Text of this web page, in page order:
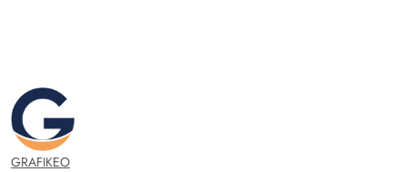
GRAFIKEO.PL
GRAFIKEO